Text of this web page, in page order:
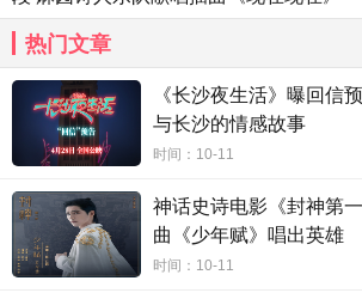
老师，为人师表，在讲台上辛勤耕耘三十载，
辍，埋头于电脑和稿纸堆，不仅学识比常人渊博
人：“连我儿子的书都是我写的。”戳破马墨自
替子从文，一夜之间 名震四方，同时也是这
输出者。 至于倪虹洁饰演的妈妈潘冬妮，即使
依旧要面对家庭生活中的无奈，
公脑子进的水”……相亲相爱一家人，相杀相克
喜剧1
月 27日 来袭！
热门文章
《长沙夜生活》曝回信
与长沙的情感故事
时间：10-11
神话史诗电影《封神第
曲《少年赋》唱出英雄
时间：10-11